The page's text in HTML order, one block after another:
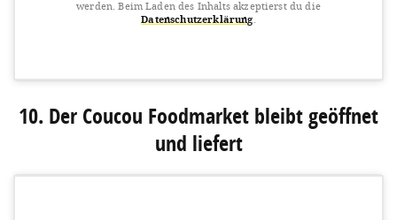
werden. Beim Laden des Inhalts akzeptierst du die
Datenschutzerklärung
10. Der Coucou Foodmarket bleibt geöffnet
und liefert